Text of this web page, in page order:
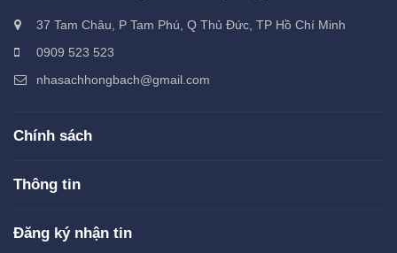
37 Tam Châu, P Tam Phú, Q Thủ Đức, TP Hồ Chí Minh
0909 523 523
nhasachhongbach@gmail.com
Chính sách
Thông tin
Đăng ký nhận tin